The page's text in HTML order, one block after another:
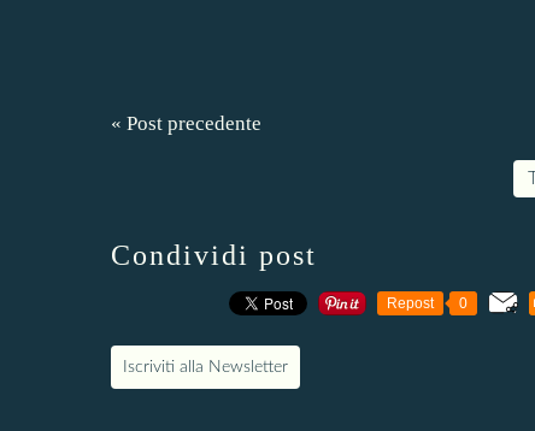
« Post precedente
Condividi post
Repost 0
Iscriviti alla Newsletter